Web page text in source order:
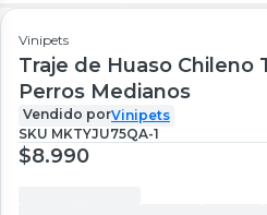
Vinipets
Traje de Huaso Chileno
Perros Medianos
Vendido porVinipets
SKU MKTYJU75QA-1
$8.990